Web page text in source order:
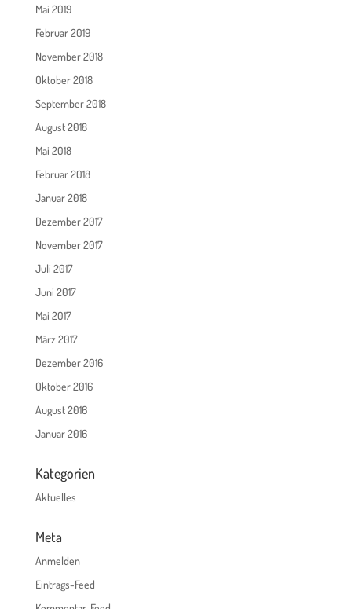
Mai 2019
Februar 2019
November 2018
Oktober 2018
September 2018
August 2018
Mai 2018
Februar 2018
Januar 2018
Dezember 2017
November 2017
Juli 2017
Juni 2017
Mai 2017
März 2017
Dezember 2016
Oktober 2016
August 2016
Januar 2016
Kategorien
Aktuelles
Meta
Anmelden
Eintrags-Feed